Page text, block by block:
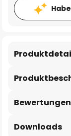
Bewertungen
Downloads